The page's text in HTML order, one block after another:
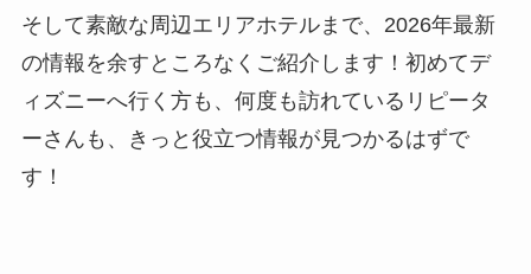
そして素敵な周辺エリアホテルまで、2026年最新
の情報を余すところなくご紹介します！初めてデ
ィズニーへ行く方も、何度も訪れているリピータ
ーさんも、きっと役立つ情報が見つかるはずで
す！